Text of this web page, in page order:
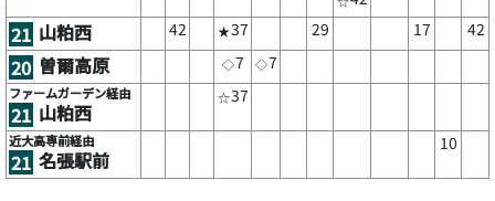
21 山粕西 42 ★37 29 17 42
20 曽爾高原 ◇7 ◇7
ファームガーデン経由
21 山粕西
☆37
近大高専前経由
21 名張駅前
10